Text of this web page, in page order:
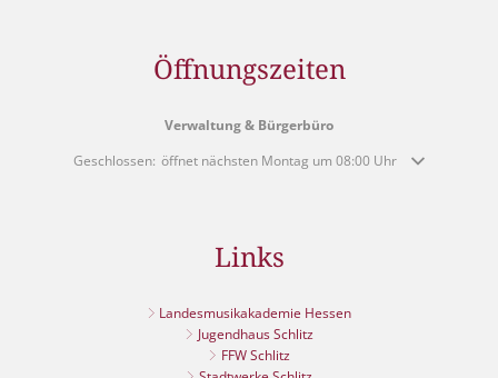
Öffnungszeiten
Verwaltung & Bürgerbüro
Klicken, um weitere Öffnungs- oder Schließzeiten auszublenden
Geschlossen: öffnet nächsten Montag um 08:00 Uhr
Links
Landesmusikakademie Hessen
Jugendhaus Schlitz
FFW Schlitz